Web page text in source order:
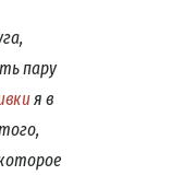
пару
я в